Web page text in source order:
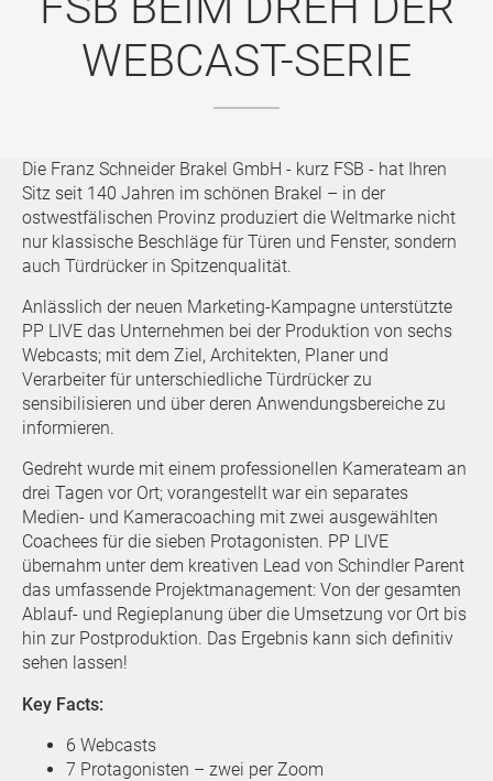
WEBCAST-SERIE
Die Franz Schneider Brakel GmbH - kurz FSB - hat Ihren
Sitz seit 140 Jahren im schönen Brakel – in der
ostwestfälischen Provinz produziert die Weltmarke nicht
nur klassische Beschläge für Türen und Fenster, sondern
auch Türdrücker in Spitzenqualität.
Anlässlich der neuen Marketing-Kampagne unterstützte
PP LIVE das Unternehmen bei der Produktion von sechs
Webcasts; mit dem Ziel, Architekten, Planer und
Verarbeiter für unterschiedliche Türdrücker zu
sensibilisieren und über deren Anwendungsbereiche zu
informieren.
Gedreht wurde mit einem professionellen Kamerateam an
drei Tagen vor Ort; vorangestellt war ein separates
Medien- und Kameracoaching mit zwei ausgewählten
Coachees für die sieben Protagonisten. PP LIVE
übernahm unter dem kreativen Lead von Schindler Parent
das umfassende Projektmanagement: Von der gesamten
Ablauf- und Regieplanung über die Umsetzung vor Ort bis
hin zur Postproduktion. Das Ergebnis kann sich definitiv
sehen lassen!
Key Facts:
6 Webcasts
7 Protagonisten – zwei per Zoom